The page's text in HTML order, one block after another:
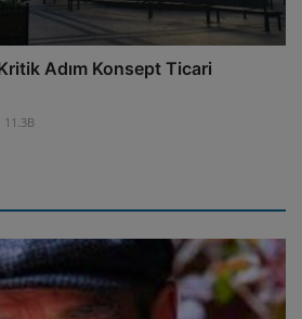
Adım Konsept Ticari
11.3B